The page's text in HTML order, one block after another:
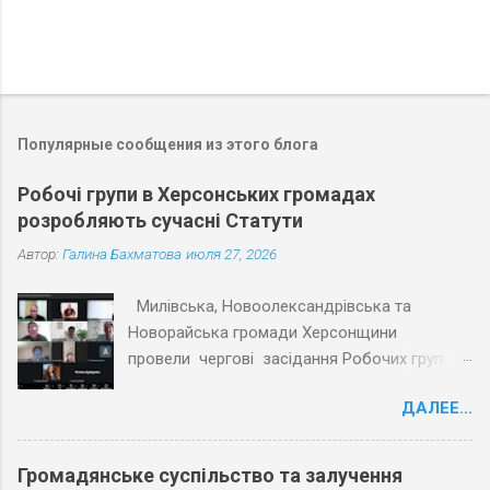
Популярные сообщения из этого блога
Робочі групи в Херсонських громадах
розробляють сучасні Статути
Автор: Галина Бахматова июля 27, 2026
Милівська, Новоолександрівська та
Новорайська громади Херсонщини
провели чергові засідання Робочих груп з
політичних і соціальних досліджень
(ПЦПСД) та з активістами громад, які
ДАЛЕЕ...
Громадянське суспільство та залучення